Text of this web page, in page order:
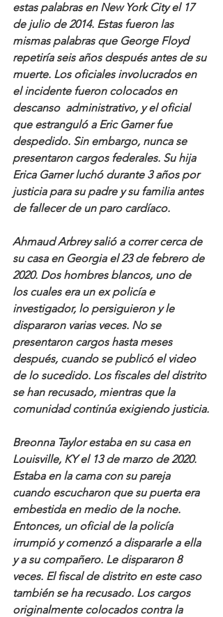
estas palabras en New York City el 17
de julio de 2014. Estas fueron las
mismas palabras que George Floyd
repetiría seis años después antes de su
muerte. Los oficiales involucrados en
el incidente fueron colocados en
descanso  administrativo, y el oficial
que estranguló a Eric Garner fue
despedido. Sin embargo, nunca se
presentaron cargos federales. Su hija
Erica Garner luchó durante 3 años por
justicia para su padre y su familia antes
de fallecer de un paro cardíaco.
Ahmaud Arbrey salió a correr cerca de
su casa en Georgia el 23 de febrero de
2020. Dos hombres blancos, uno de
los cuales era un ex policía e
investigador, lo persiguieron y le
dispararon varias veces. No se
presentaron cargos hasta meses
después, cuando se publicó el video
de lo sucedido. Los fiscales del distrito
se han recusado, mientras que la
comunidad continúa exigiendo justicia.
Breonna Taylor estaba en su casa en
Louisville, KY el 13 de marzo de 2020.
Estaba en la cama con su pareja
cuando escucharon que su puerta era
embestida en medio de la noche.
Entonces, un oficial de la policía
irrumpió y comenzó a dispararle a ella
y a su compañero. Le dispararon 8
veces. El fiscal de distrito en este caso
también se ha recusado. Los cargos
originalmente colocados contra la